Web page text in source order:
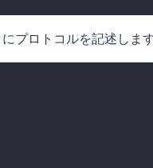
プロトコルを記述します